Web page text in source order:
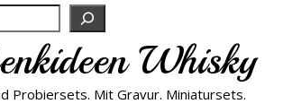
Whisky
Probiersets. Mit Gravur. Miniatursets.